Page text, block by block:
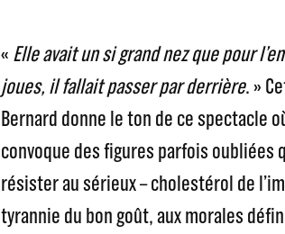
« Elle avait un si grand nez que pour
joues, il fallait passer par derrière. »
Bernard donne le ton de ce spectacle
convoque des figures parfois oubliées
résister au sérieux – cholestérol de
tyrannie du bon goût, aux morales